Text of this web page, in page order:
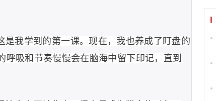
我学到的第一课。现在，我也养成了盯盘的
吸和节奏慢慢会在脑海中留下印记，直到